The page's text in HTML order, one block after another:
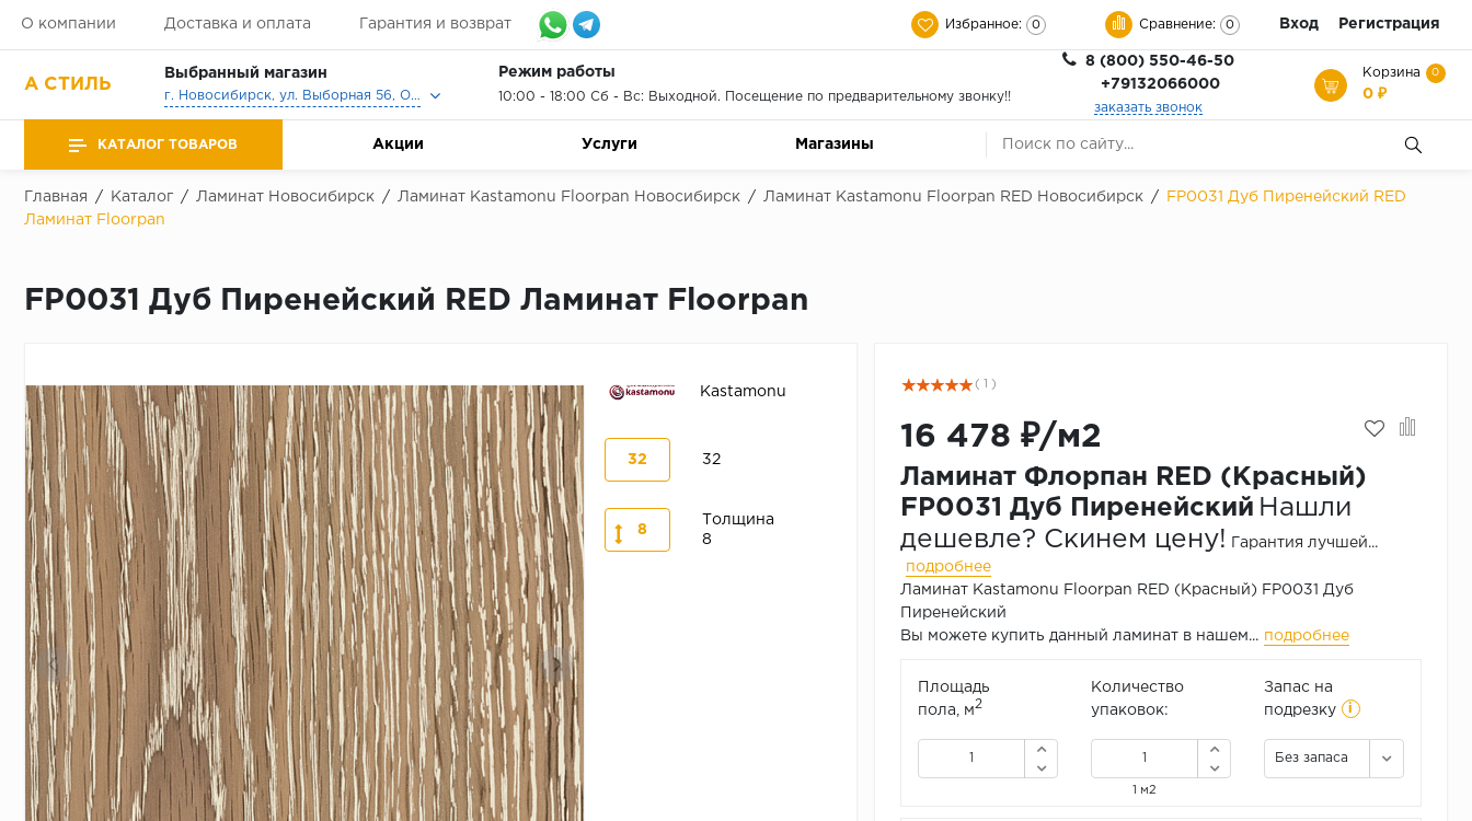
О компании Доставка и оплата Гарантия и возврат Избранное: 0 Сравнение: 0 Вход Регистрация
А СТИЛЬ
Выбранный магазин
г. Новосибирск, ул. Выборная 56, Офис, Выставочный зал
Режим работы
10:00 - 18:00 Сб - Вс: Выходной. Посещение по предварительному звонку!!
8 (800) 550-46-50
+79132066000
заказать звонок
Корзина 0
0 ₽
КАТАЛОГ ТОВАРОВ Акции Услуги Магазины
Главная / Каталог / Ламинат Новосибирск / Ламинат Kastamonu Floorpan Новосибирск / Ламинат Kastamonu Floorpan RED Новосибирск /
FP0031 Дуб Пиренейский RED
Ламинат Floorpan
FP0031 Дуб Пиренейский RED Ламинат Floorpan
Kastamonu
32 32
8
Толщина
8
( 1 )
16 478 ₽/м2
Ламинат Флорпан RED (Красный)
FP0031 Дуб Пиренейский Нашли
дешевле? Скинем цену!
Гарантия лучшей...
подробнее
Ламинат Kastamonu Floorpan RED (Красный) FP0031 Дуб
Пиренейский
Вы можете купить данный ламинат в нашем... подробнее
Площадь
пола, м2
Количество
упаковок:
1 м2
Запас на
подрезку
i
Без запаса